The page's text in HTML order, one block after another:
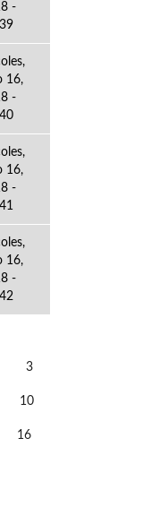
-
16,
-
16,
-
16,
-
3
10
16